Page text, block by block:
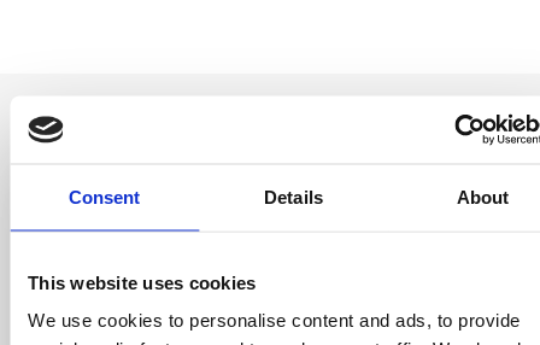
Consent Details About
This website uses cookies
We use cookies to personalise content and ads, to provide
Be the first to
know
Special offers, events and news from the